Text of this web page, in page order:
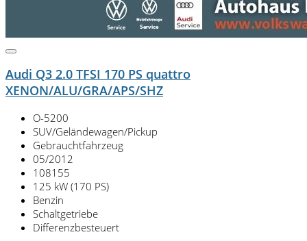
Audi Q3 2.0 TFSI 170 PS quattro
XENON/ALU/GRA/APS/SHZ
O-5200
SUV/Geländewagen/Pickup
Gebrauchtfahrzeug
05/2012
108155
125 kW (170 PS)
Benzin
Schaltgetriebe
Differenzbesteuert